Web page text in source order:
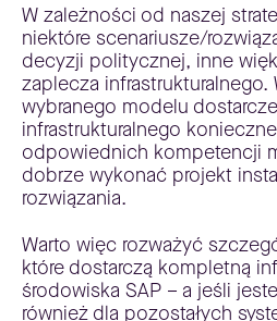
W zależności od naszej
niektóre scenariusze/
decyzji politycznej, inne
zaplecza infrastrukturalnego.
wybranego modelu
infrastrukturalnego
odpowiednich kompetencji
dobrze wykonać projekt
rozwiązania.
Warto więc rozważyć
które dostarczą kompletną
środowiska SAP – a jeśli
również dla pozostałych